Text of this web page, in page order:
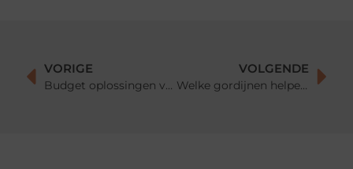
VORIGE
Budget oplossingen voor akoestiek in huis: zo verminder je galm zonder grote investering
VOLGENDE
Welke gordijnen helpen tegen galm? Zo kies je de juiste stof, lengte en plooival